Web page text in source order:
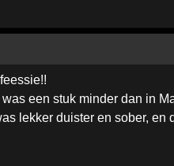
een stuk minder dan in
lekker duister en sober, en